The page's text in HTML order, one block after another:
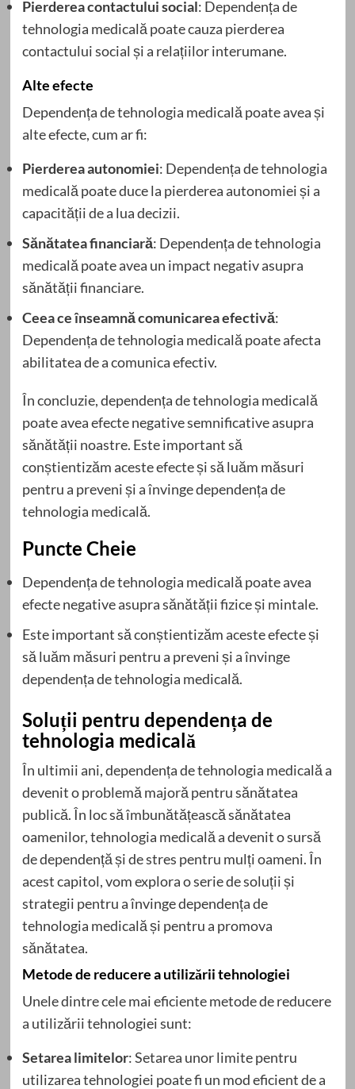
Pierderea contactului social: Dependența de
tehnologia medicală poate cauza pierderea
contactului social și a relațiilor interumane.
Alte efecte
Dependența de tehnologia medicală poate avea și
alte efecte, cum ar fi:
Pierderea autonomiei: Dependența de tehnologia
medicală poate duce la pierderea autonomiei și a
capacității de a lua decizii.
Sănătatea financiară: Dependența de tehnologia
medicală poate avea un impact negativ asupra
sănătății financiare.
Ceea ce înseamnă comunicarea efectivă:
Dependența de tehnologia medicală poate afecta
abilitatea de a comunica efectiv.
În concluzie, dependența de tehnologia medicală
poate avea efecte negative semnificative asupra
sănătății noastre. Este important să
conștientizăm aceste efecte și să luăm măsuri
pentru a preveni și a învinge dependența de
tehnologia medicală.
Puncte Cheie
Dependența de tehnologia medicală poate avea
efecte negative asupra sănătății fizice și mintale.
Este important să conștientizăm aceste efecte și
să luăm măsuri pentru a preveni și a învinge
dependența de tehnologia medicală.
Soluții pentru dependența de
tehnologia medicală
În ultimii ani, dependența de tehnologia medicală a
devenit o problemă majoră pentru sănătatea
publică. În loc să îmbunătățească sănătatea
oamenilor, tehnologia medicală a devenit o sursă
de dependență și de stres pentru mulți oameni. În
acest capitol, vom explora o serie de soluții și
strategii pentru a învinge dependența de
tehnologia medicală și pentru a promova
sănătatea.
Metode de reducere a utilizării tehnologiei
Unele dintre cele mai eficiente metode de reducere
a utilizării tehnologiei sunt:
Setarea limitelor: Setarea unor limite pentru
utilizarea tehnologiei poate fi un mod eficient de a